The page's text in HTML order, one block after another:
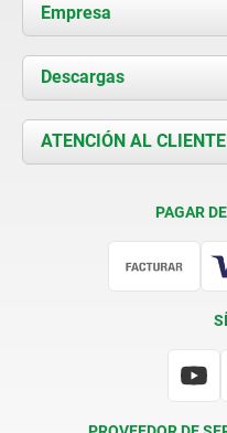
Empresa
Acerca de nosotros
Novedades
Contacto
Descargas
Documents
ATENCIÓN AL CLIENTE
PAGAR